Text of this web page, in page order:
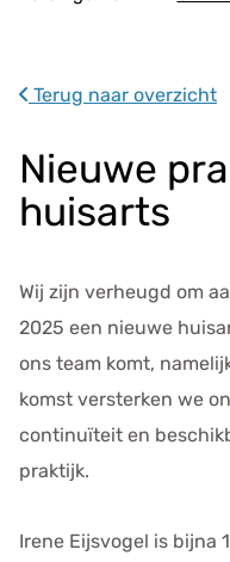
s
e
g
e
n
s
Terug naar overzicht
Nieuwe
huisarts
Wij zijn verheugd om
2025 een nieuwe
ons team komt,
komst versterken we
continuïteit en
praktijk.
Irene Eijsvogel is bijna